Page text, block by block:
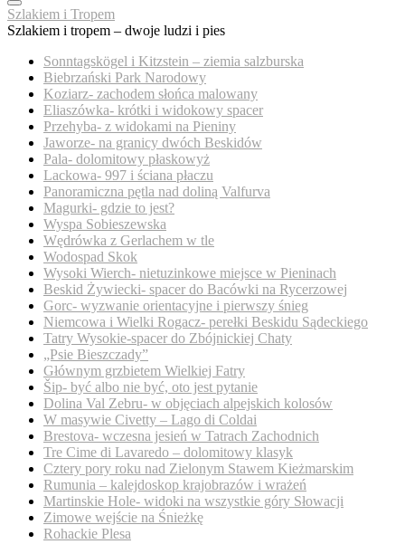
Zamknij
menu
panelu
Szlakiem i Tropem
Szlakiem i tropem – dwoje ludzi i pies
Sonntagskögel i Kitzstein – ziemia salzburska
Biebrzański Park Narodowy
Koziarz- zachodem słońca malowany
Eliaszówka- krótki i widokowy spacer
Przehyba- z widokami na Pieniny
Jaworze- na granicy dwóch Beskidów
Pala- dolomitowy płaskowyż
Lackowa- 997 i ściana płaczu
Panoramiczna pętla nad doliną Valfurva
Magurki- gdzie to jest?
Wyspa Sobieszewska
Wędrówka z Gerlachem w tle
Wodospad Skok
Wysoki Wierch- nietuzinkowe miejsce w Pieninach
Beskid Żywiecki- spacer do Bacówki na Rycerzowej
Gorc- wyzwanie orientacyjne i pierwszy śnieg
Niemcowa i Wielki Rogacz- perełki Beskidu Sądeckiego
Tatry Wysokie-spacer do Zbójnickiej Chaty
„Psie Bieszczady”
Głównym grzbietem Wielkiej Fatry
Šip- być albo nie być, oto jest pytanie
Dolina Val Zebru- w objęciach alpejskich kolosów
W masywie Civetty – Lago di Coldai
Brestova- wczesna jesień w Tatrach Zachodnich
Tre Cime di Lavaredo – dolomitowy klasyk
Cztery pory roku nad Zielonym Stawem Kieżmarskim
Rumunia – kalejdoskop krajobrazów i wrażeń
Martinskie Hole- widoki na wszystkie góry Słowacji
Zimowe wejście na Śnieżkę
Rohackie Plesa